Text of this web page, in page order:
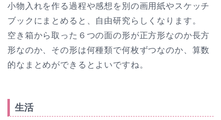
小物入れを作る過程や感想を別の画用紙やスケッチ
ブックにまとめると、自由研究らしくなります。
空き箱から取った６つの面の形が正方形なのか長方
形なのか、その形は何種類で何枚ずつなのか、算数
的なまとめができるとよいですね。
生活